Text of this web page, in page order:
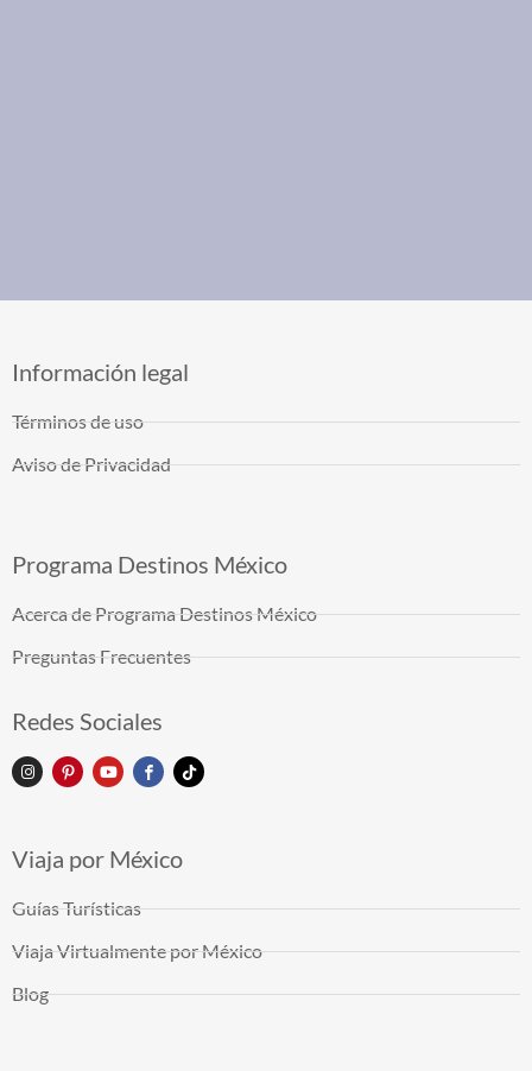
Información legal
Términos de uso
Aviso de Privacidad
Programa Destinos México
Acerca de Programa Destinos México
Preguntas Frecuentes
Redes Sociales
Viaja por México
Guías Turísticas
Viaja Virtualmente por México
Blog